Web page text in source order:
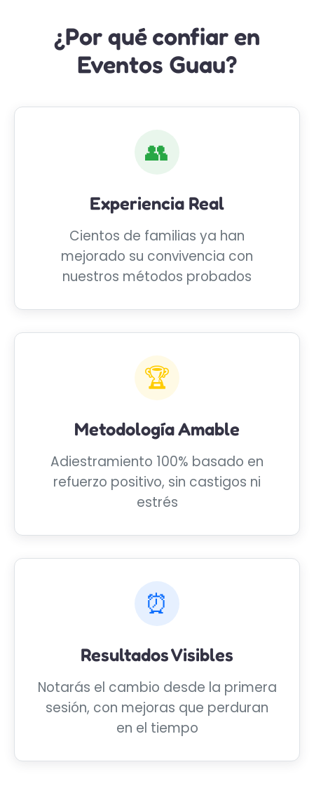
¿Por qué confiar en
Eventos Guau?
👥
Experiencia Real
Cientos de familias ya han
mejorado su convivencia con
nuestros métodos probados
🏆
Metodología Amable
Adiestramiento 100% basado en
refuerzo positivo, sin castigos ni
estrés
⏰
Resultados Visibles
Notarás el cambio desde la primera
sesión, con mejoras que perduran
en el tiempo